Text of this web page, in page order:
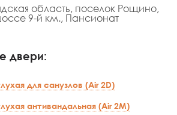
область, поселок Рощино,
9-й км., Пансионат
двери:
для санузлов (Air 2D)
антивандальная (Air 2M)